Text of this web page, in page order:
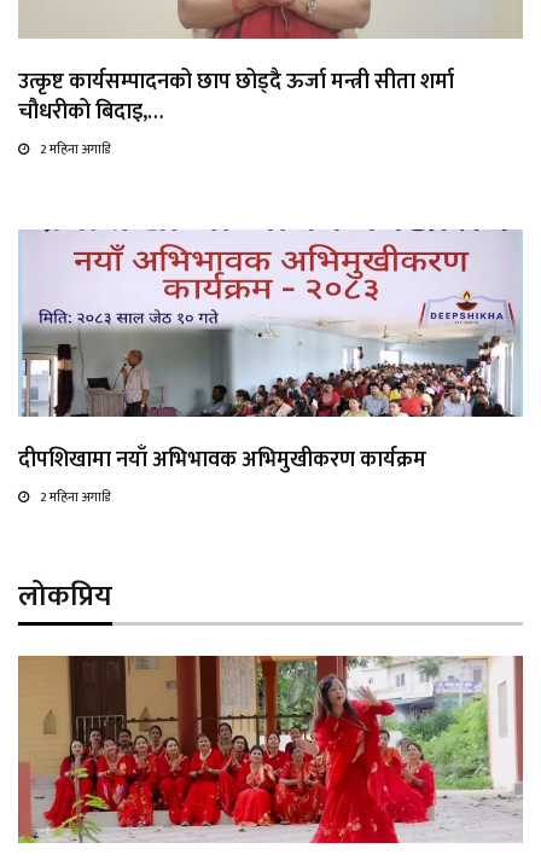
उत्कृष्ट कार्यसम्पादनको छाप छोड्दै ऊर्जा मन्त्री सीता शर्मा
चौधरीको बिदाइ,…
2 महिना अगाडि
दीपशिखामा नयाँ अभिभावक अभिमुखीकरण कार्यक्रम
2 महिना अगाडि
लोकप्रिय